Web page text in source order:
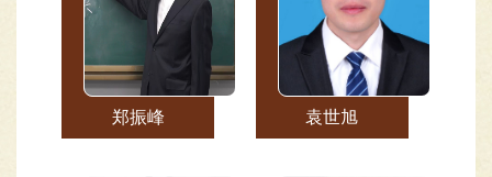
郑振峰 袁世旭